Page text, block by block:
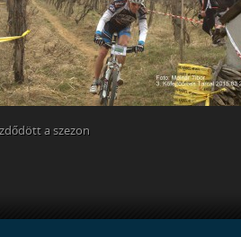
a szezon